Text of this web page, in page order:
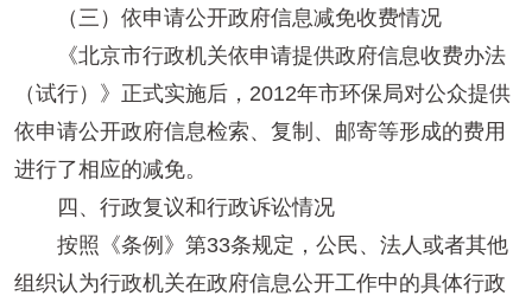
（三）依申请公开政府信息减免收费情况
《北京市行政机关依申请提供政府信息收费办法
（试行）》正式实施后，2012年市环保局对公众提供
依申请公开政府信息检索、复制、邮寄等形成的费用
进行了相应的减免。
四、行政复议和行政诉讼情况
按照《条例》第33条规定，公民、法人或者其他
组织认为行政机关在政府信息公开工作中的具体行政